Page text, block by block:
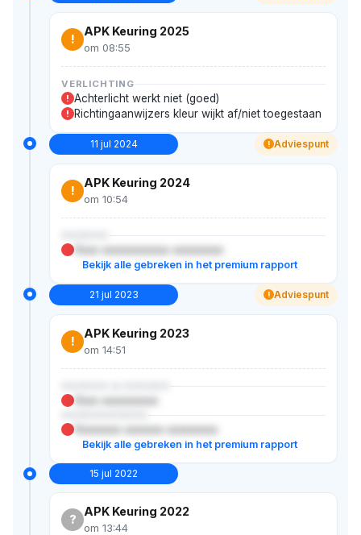
!
APK Keuring 2025
om 08:55
VERLICHTING
! Achterlicht werkt niet (goed)
! Richtingaanwijzers kleur wijkt af/niet toegestaan
11 jul 2024 ! Adviespunt
!
APK Keuring 2024
om 10:54
Xxxx xxxxxxxxxxxx xxxxxxxxx
Bekijk alle gebreken in het premium rapport
21 jul 2023 ! Adviespunt
!
APK Keuring 2023
om 14:51
XXXXXX & XXXXXX
Xxxx xxxxxxxxxx
Xxxxxxxx xxxxxxx xxxxxxxxx
Bekijk alle gebreken in het premium rapport
15 jul 2022
?
APK Keuring 2022
om 13:44